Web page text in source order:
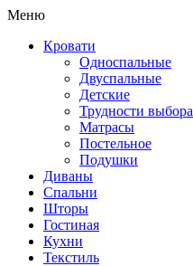
Меню
Кровати
Односпальные
Двуспальные
Детские
Трудности выбора
Матрасы
Постельное
Подушки
Диваны
Спальни
Шторы
Гостиная
Кухни
Текстиль